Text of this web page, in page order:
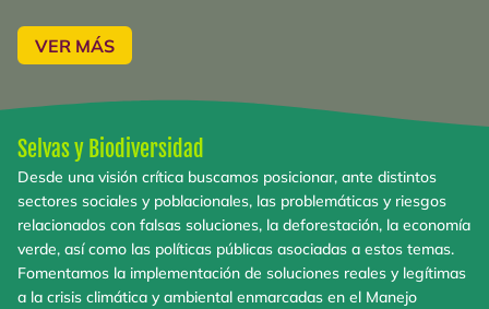
VER MÁS
Selvas y Biodiversidad
Desde una visión crítica buscamos posicionar, ante distintos
sectores sociales y poblacionales, las problemáticas y riesgos
relacionados con falsas soluciones, la deforestación, la economía
verde, así como las políticas públicas asociadas a estos temas.
Fomentamos la implementación de soluciones reales y legítimas
a la crisis climática y ambiental enmarcadas en el Manejo